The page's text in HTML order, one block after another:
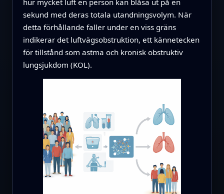
hur mycket luft en person kan blåsa ut på en
sekund med deras totala utandningsvolym. När
detta förhållande faller under en viss gräns
indikerar det luftvägsobstruktion, ett kännetecken
för tillstånd som astma och kronisk obstruktiv
lungsjukdom (KOL).